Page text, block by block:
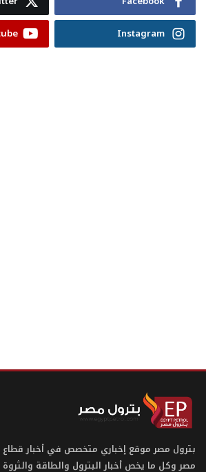
Instagram
بترول مصر موقع إخباري متخصص في أخبار
مصر وكل ما يخص أخبار البترول والطاقة